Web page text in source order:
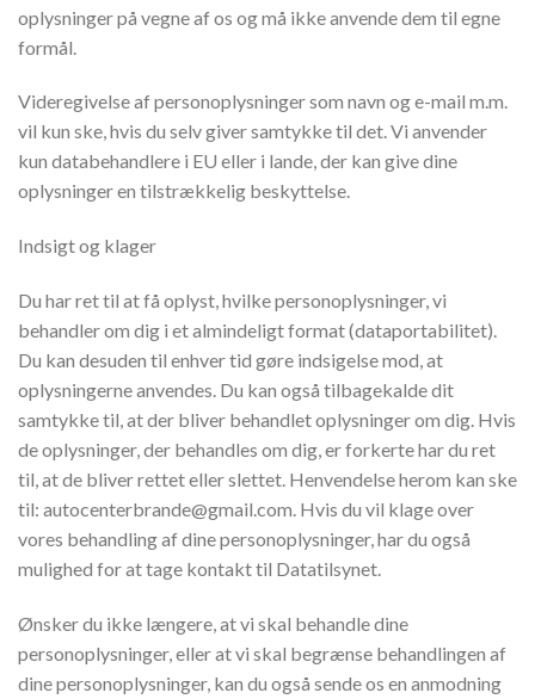
oplysninger på vegne af os og må ikke anvende dem til egne
formål.
Videregivelse af personoplysninger som navn og e-mail m.m.
vil kun ske, hvis du selv giver samtykke til det. Vi anvender
kun databehandlere i EU eller i lande, der kan give dine
oplysninger en tilstrækkelig beskyttelse.
Indsigt og klager
Du har ret til at få oplyst, hvilke personoplysninger, vi
behandler om dig i et almindeligt format (dataportabilitet).
Du kan desuden til enhver tid gøre indsigelse mod, at
oplysningerne anvendes. Du kan også tilbagekalde dit
samtykke til, at der bliver behandlet oplysninger om dig. Hvis
de oplysninger, der behandles om dig, er forkerte har du ret
til, at de bliver rettet eller slettet. Henvendelse herom kan ske
til: autocenterbrande@gmail.com. Hvis du vil klage over
vores behandling af dine personoplysninger, har du også
mulighed for at tage kontakt til Datatilsynet.
Ønsker du ikke længere, at vi skal behandle dine
personoplysninger, eller at vi skal begrænse behandlingen af
dine personoplysninger, kan du også sende os en anmodning